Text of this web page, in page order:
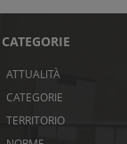
CATEGORIE
ATTUALITÀ
CATEGORIE
TERRITORIO